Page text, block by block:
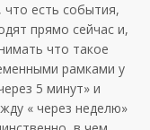
что есть события,
прямо сейчас и,
что такое
рамками у
5 минут» и
« через неделю»